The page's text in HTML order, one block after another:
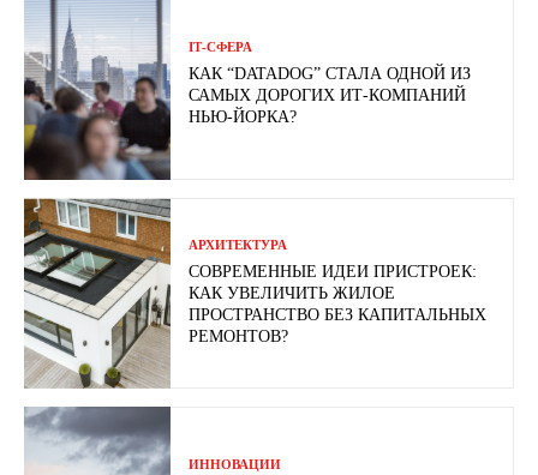
ІТ-СФЕРА
КАК “DATADOG” СТАЛА ОДНОЙ ИЗ
САМЫХ ДОРОГИХ ИТ-КОМПАНИЙ
НЬЮ-ЙОРКА?
АРХИТЕКТУРА
СОВРЕМЕННЫЕ ИДЕИ ПРИСТРОЕК:
КАК УВЕЛИЧИТЬ ЖИЛОЕ
ПРОСТРАНСТВО БЕЗ КАПИТАЛЬНЫХ
РЕМОНТОВ?
ИННОВАЦИИ